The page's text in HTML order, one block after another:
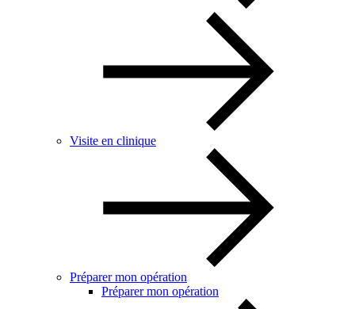
Visite en clinique
Préparer mon opération
Préparer mon opération